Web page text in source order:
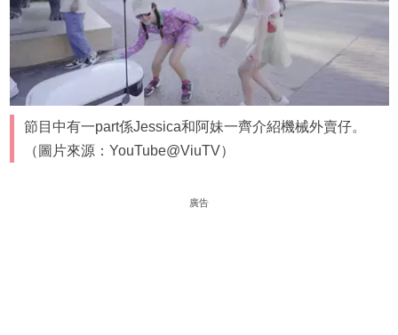
節目中有一part係Jessica和阿妹一齊介紹機械外賣仔。
（圖片來源：YouTube@ViuTV）
廣告